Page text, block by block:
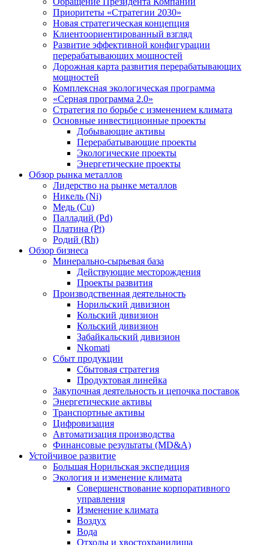
Приоритеты «Стратегии 2030»
Новая стратегическая концепция
Клиентоориентированный взгляд
Развитие эффективной конфигурации
перерабатывающих мощностей
Дорожная карта развития перерабатывающих
мощностей
Комплексная экологическая программа
«Серная программа 2.0»
Стратегия по борьбе с изменением климата
Основные инвестиционные проекты
Добывающие активы
Перерабатывающие проекты
Экологические проекты
Энергетические проекты
Обзор рынка металлов
Лидерство на рынке металлов
Никель (Ni)
Медь (Cu)
Палладий (Pd)
Платина (Pt)
Родий (Rh)
Обзор бизнеса
Минерально-сырьевая база
Действующие месторождения
Проекты развития
Производственная деятельность
Норильский дивизион
Кольский дивизион
Кольский дивизион
Забайкальский дивизион
Nkomati
Сбыт продукции
Сбытовая стратегия
Продуктовая линейка
Закупочная деятельность и цепочка поставок
Энергетические активы
Транспортные активы
Цифровизация
Автоматизация производства
Финансовые результаты (MD&A)
Устойчивое развитие
Большая Норильская экспедиция
Экология и изменение климата
Совершенствование корпоративного
управления
Изменение климата
Воздух
Вода
Отходы и хвостохранилища